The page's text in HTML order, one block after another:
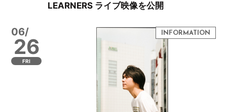
LEARNERS ライブ映像を公開
06/
26
FRI